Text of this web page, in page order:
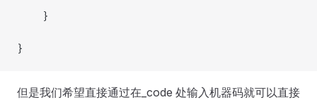
}
}
但是我们希望直接通过在_code 处输入机器码就可以直接